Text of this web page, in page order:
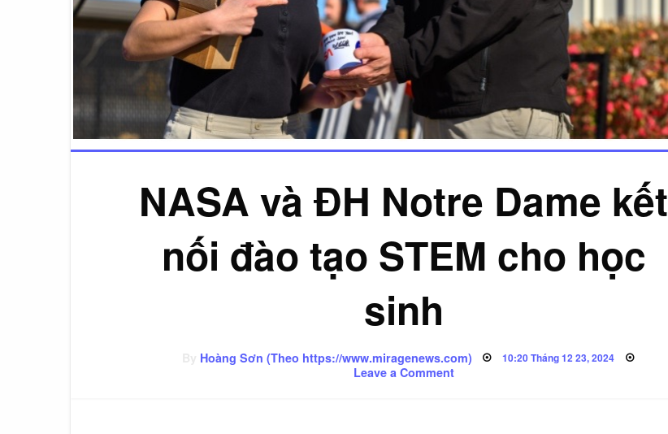
NASA và ĐH Notre Dame kết
nối đào tạo STEM cho học
sinh
Hoàng Sơn (Theo https://www.miragenews.com) Posted
10:20 Tháng 12 23, 2024
Leave a Commenton
NASA